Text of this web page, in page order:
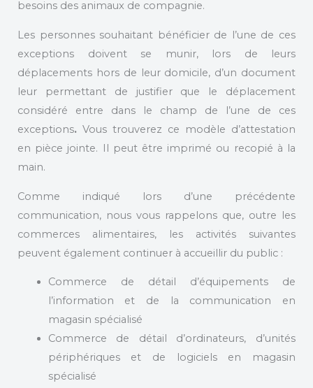
besoins des animaux de compagnie.
Les personnes souhaitant bénéficier de l’une de ces
exceptions doivent se munir, lors de leurs
déplacements hors de leur domicile, d’un document
leur permettant de justifier que le déplacement
considéré entre dans le champ de l’une de ces
exceptions. Vous trouverez ce modèle d’attestation
en pièce jointe. Il peut être imprimé ou recopié à la
main.
Comme indiqué lors d’une précédente
communication, nous vous rappelons que, outre les
commerces alimentaires, les activités suivantes
peuvent également continuer à accueillir du public :
Commerce de détail d’équipements de
l’information et de la communication en
magasin spécialisé
Commerce de détail d’ordinateurs, d’unités
périphériques et de logiciels en magasin
spécialisé